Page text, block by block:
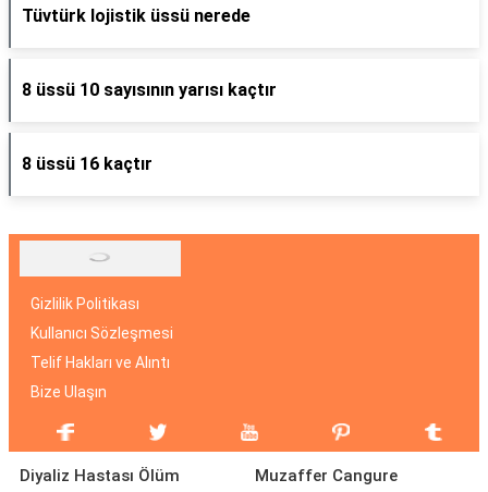
Tüvtürk lojistik üssü nerede
8 üssü 10 sayısının yarısı kaçtır
8 üssü 16 kaçtır
Gizlilik Politikası
Kullanıcı Sözleşmesi
Telif Hakları ve Alıntı
Bize Ulaşın
Diyaliz Hastası Ölüm
Muzaffer Cangure